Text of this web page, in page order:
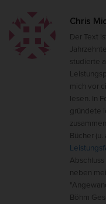
Chris
Der Text
studierte
mich vor
lesen. In
gründete
Bücher (u.
neben
Böhm